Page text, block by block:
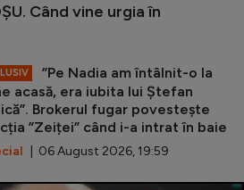
Când vine urgia în
”Pe Nadia am întâlnit-o la
acasă, era iubita lui Ștefan
Brokerul fugar povestește
”Zeiței” când i-a intrat în baie
| 06 August 2026, 19:59